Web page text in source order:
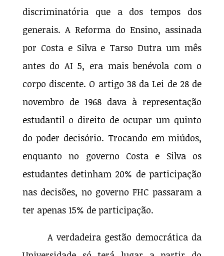
discriminatória que a dos tempos dos
generais. A Reforma do Ensino, assinada
por Costa e Silva e Tarso Dutra um mês
antes do AI 5, era mais benévola com o
corpo discente. O artigo 38 da Lei de 28 de
novembro de 1968 dava à representação
estudantil o direito de ocupar um quinto
do poder decisório. Trocando em miúdos,
enquanto no governo Costa e Silva os
estudantes detinham 20% de participação
nas decisões, no governo FHC passaram a
ter apenas 15% de participação.
A verdadeira gestão democrática da